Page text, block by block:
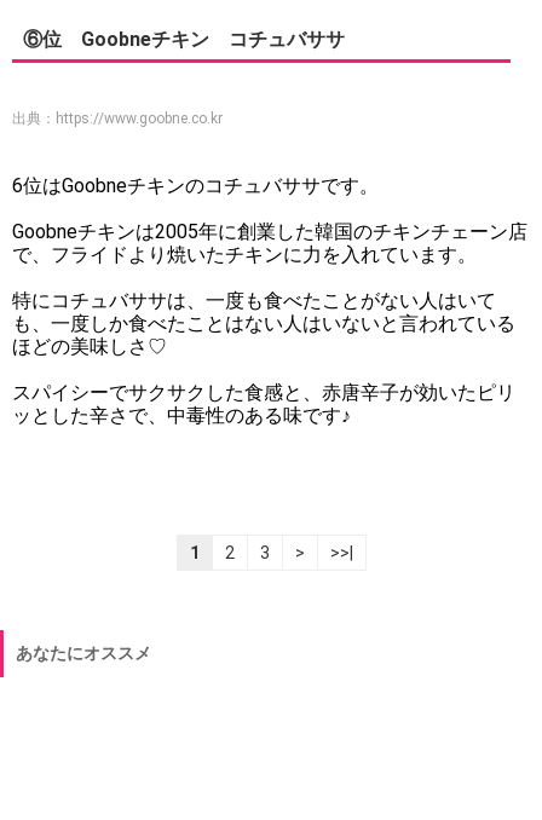
⑥位 Goobneチキン コチュバササ
出典： https://www.goobne.co.kr
6位はGoobneチキンのコチュバササです。
Goobneチキンは2005年に創業した韓国のチキンチェーン店
で、フライドより焼いたチキンに力を入れています。
特にコチュバササは、一度も食べたことがない人はいて
も、一度しか食べたことはない人はいないと言われている
ほどの美味しさ♡
スパイシーでサクサクした食感と、赤唐辛子が効いたピリ
ッとした辛さで、中毒性のある味です♪
1 2 3 > >>|
あなたにオススメ